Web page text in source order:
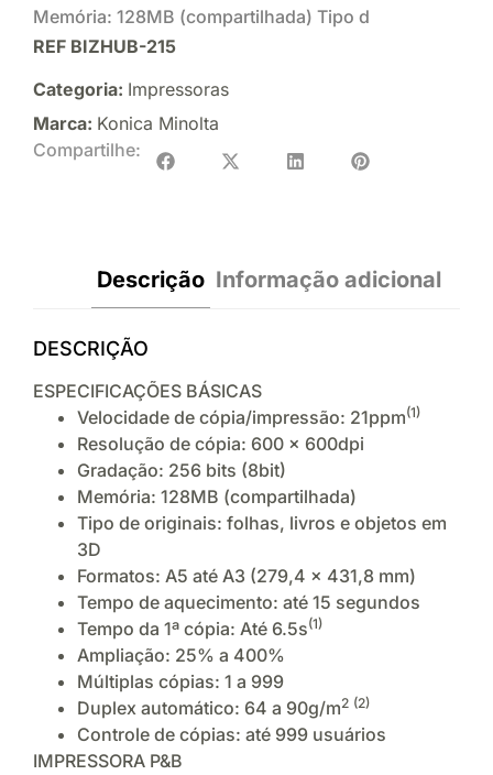
Memória: 128MB (compartilhada) Tipo d
REF BIZHUB-215
Categoria: Impressoras
Marca: Konica Minolta
Compartilhe:
Descrição Informação adicional
DESCRIÇÃO
ESPECIFICAÇÕES BÁSICAS
Velocidade de cópia/impressão: 21ppm(1)
Resolução de cópia: 600 x 600dpi
Gradação: 256 bits (8bit)
Memória: 128MB (compartilhada)
Tipo de originais: folhas, livros e objetos em
3D
Formatos: A5 até A3 (279,4 x 431,8 mm)
Tempo de aquecimento: até 15 segundos
Tempo da 1ª cópia: Até 6.5s(1)
Ampliação: 25% a 400%
Múltiplas cópias: 1 a 999
Duplex automático: 64 a 90g/m2 (2)
Controle de cópias: até 999 usuários
IMPRESSORA P&B